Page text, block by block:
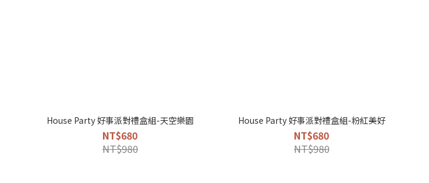
House Party 好事派對禮盒組-天空樂園
NT$680
NT$980
House Party 好事派對禮盒組-粉紅美好
NT$680
NT$980